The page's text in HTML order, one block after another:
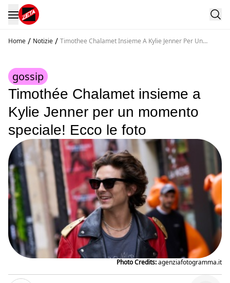
Home / Notizie / Timothee Chalamet Insieme A Kylie Jenner Per Un
gossip
Timothée Chalamet insieme a
Kylie Jenner per un momento
speciale! Ecco le foto
Photo Credits:agenziafotogramma.it